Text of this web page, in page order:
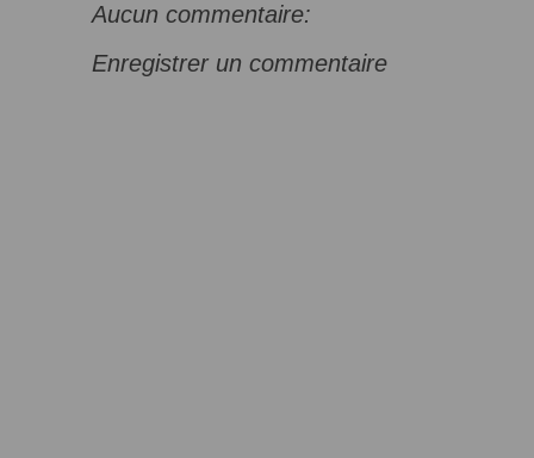
Aucun commentaire:
Enregistrer un commentaire